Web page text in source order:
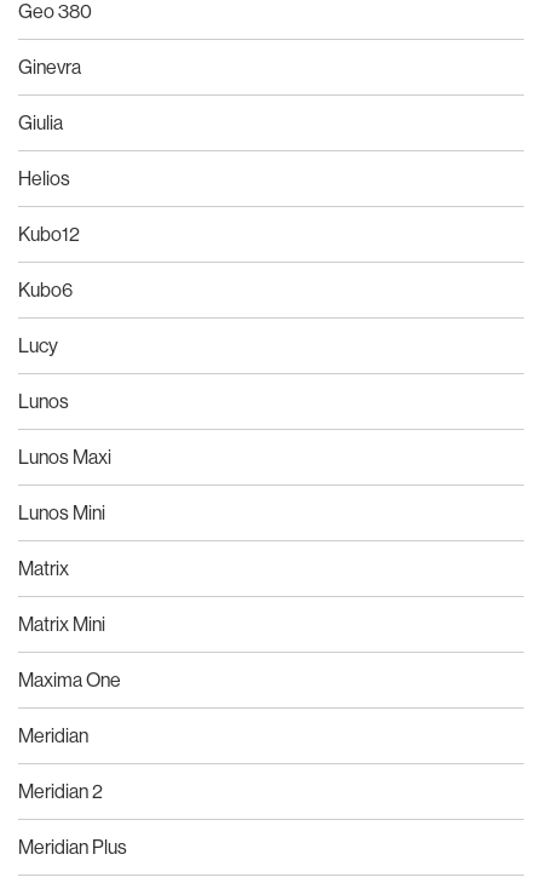
Geo 380
Ginevra
Giulia
Helios
Kubo12
Kubo6
Lucy
Lunos
Lunos Maxi
Lunos Mini
Matrix
Matrix Mini
Maxima One
Meridian
Meridian 2
Meridian Plus